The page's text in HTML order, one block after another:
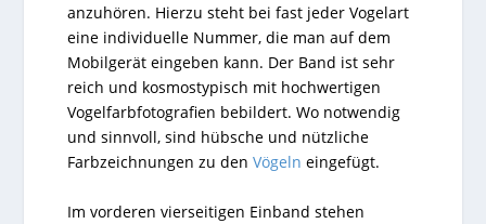
anzuhören. Hierzu steht bei fast jeder Vogelart
eine individuelle Nummer, die man auf dem
Mobilgerät eingeben kann. Der Band ist sehr
reich und kosmostypisch mit hochwertigen
Vogelfarbfotografien bebildert. Wo notwendig
und sinnvoll, sind hübsche und nützliche
Farbzeichnungen zu denVögeln eingefügt.
Im vorderen vierseitigen Einband stehen